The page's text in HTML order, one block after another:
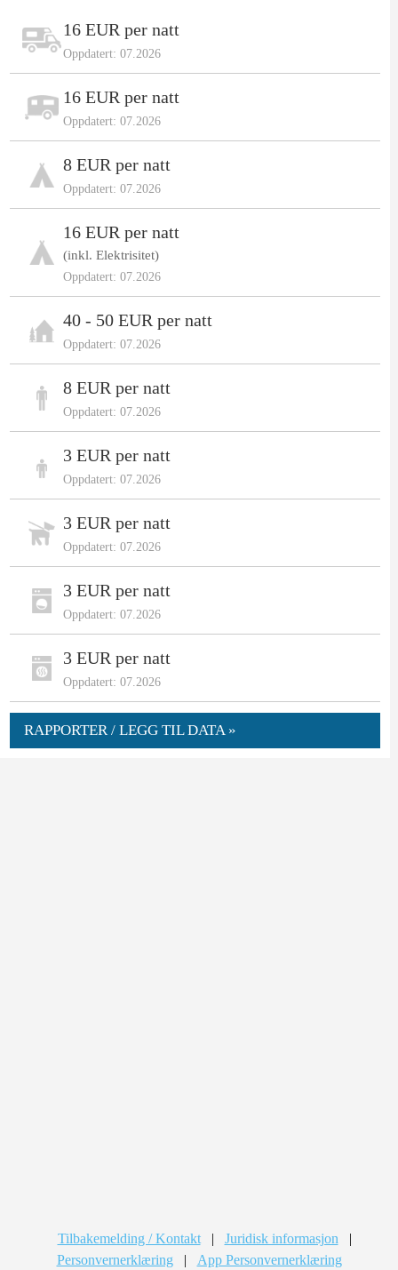
16 EUR per natt
Oppdatert: 07.2026
16 EUR per natt
Oppdatert: 07.2026
8 EUR per natt
Oppdatert: 07.2026
16 EUR per natt
(inkl. Elektrisitet)
Oppdatert: 07.2026
40 - 50 EUR per natt
Oppdatert: 07.2026
8 EUR per natt
Oppdatert: 07.2026
3 EUR per natt
Oppdatert: 07.2026
3 EUR per natt
Oppdatert: 07.2026
3 EUR per natt
Oppdatert: 07.2026
3 EUR per natt
Oppdatert: 07.2026
RAPPORTER / LEGG TIL DATA »
Tilbakemelding / Kontakt | Juridisk informasjon
|
Personvernerklæring
| App Personvernerklæring